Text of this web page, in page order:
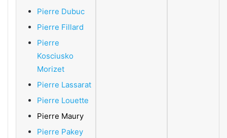
Pierre Dubuc
Pierre Fillard
Pierre
Kosciusko
Morizet
Pierre Lassarat
Pierre Louette
Pierre Maury
Pierre Pakey